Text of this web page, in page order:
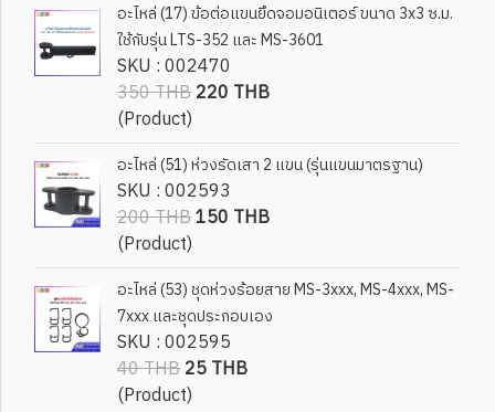
อะไหล่ (17) ข้อต่อแขนยึดจอมอนิเตอร์ ขนาด 3x3 ซ.ม.
ใช้กับรุ่น LTS-352 และ MS-3601
SKU : 002470
350 THB220 THB
(Product)
อะไหล่ (51) ห่วงรัดเสา 2 แขน (รุ่นแขนมาตรฐาน)
SKU : 002593
200 THB150 THB
(Product)
อะไหล่ (53) ชุดห่วงร้อยสาย MS-3xxx, MS-4xxx, MS-
7xxx และชุดประกอบเอง
SKU : 002595
40 THB25 THB
(Product)